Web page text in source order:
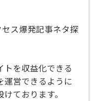
ス爆発記事ネタ探
トを収益化できる
運営できるように
ております。